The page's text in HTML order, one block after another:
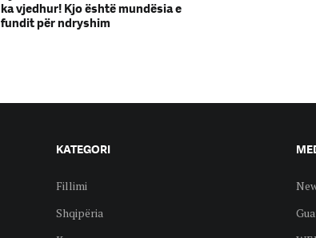
ka vjedhur! Kjo është mundësia e
fundit për ndryshim
KATEGORI
Fillimi
Shqipëria